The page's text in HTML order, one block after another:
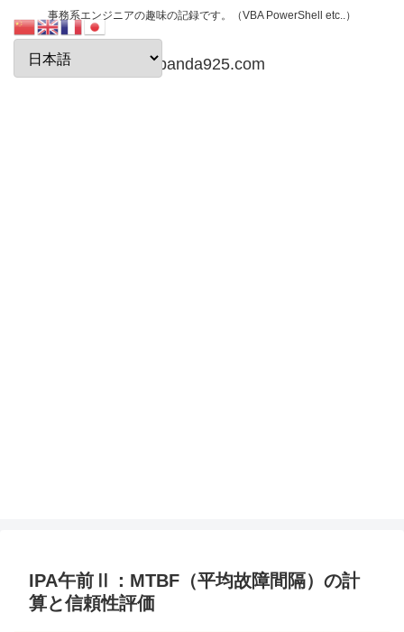
事務系エンジニアの趣味の記録です。（VBA PowerShell etc..）
papanda925.com
IPA午前Ⅱ：MTBF（平均故障間隔）の計
算と信頼性評価